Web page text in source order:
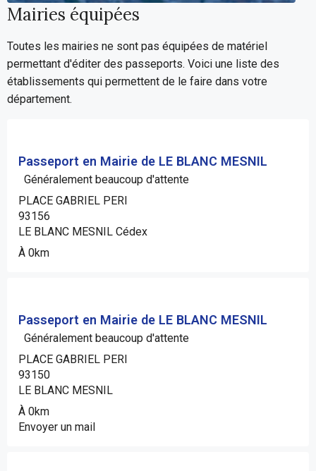
Mairies équipées
Toutes les mairies ne sont pas équipées de matériel
permettant d'éditer des passeports. Voici une liste des
établissements qui permettent de le faire dans votre
département.
Passeport en Mairie de LE BLANC MESNIL
Généralement beaucoup d'attente
PLACE GABRIEL PERI
93156
LE BLANC MESNIL Cédex
À 0km
Passeport en Mairie de LE BLANC MESNIL
Généralement beaucoup d'attente
PLACE GABRIEL PERI
93150
LE BLANC MESNIL
À 0km
Envoyer un mail